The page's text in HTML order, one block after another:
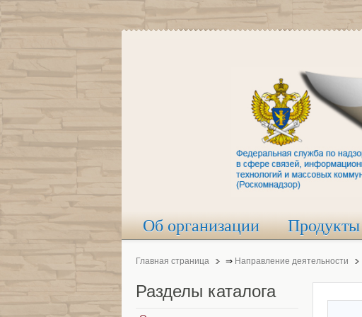
Об организации
Главная страница ⇒ Направление деятельности
Разделы каталога